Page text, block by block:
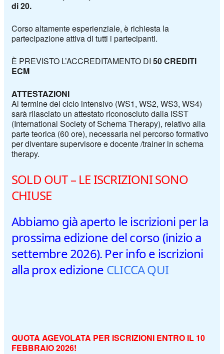
di 20.
Corso altamente esperienziale, è richiesta la
partecipazione attiva di tutti i partecipanti.
È PREVISTO L’ACCREDITAMENTO DI 50 CREDITI
ECM
ATTESTAZIONI
Al termine del ciclo intensivo (WS1, WS2, WS3, WS4)
sarà rilasciato un attestato riconosciuto dalla ISST
(International Society of Schema Therapy), relativo alla
parte teorica (60 ore), necessaria nel percorsoformativo
per diventare supervisore e docente /trainer in schema
therapy.
SOLD OUT – LE ISCRIZIONI SONO
CHIUSE
Abbiamo già aperto le iscrizioni per la
prossima edizione del corso (inizio a
settembre 2026). Per info e iscrizioni
alla prox edizione CLICCA QUI
QUOTA AGEVOLATA PER ISCRIZIONI ENTRO IL 10
FEBBRAIO 2026!